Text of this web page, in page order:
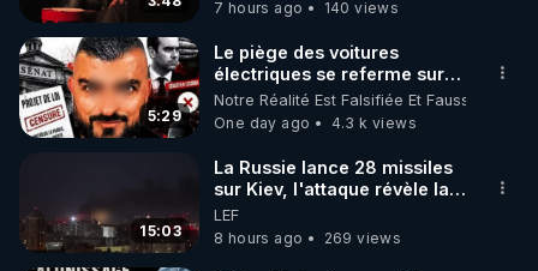
code : REGENERE10
▶ 30 jours gratuit sur l’application de méditation et
de bien-être ENVOL :
Rendez-vous sur https://www.envol.app/code
le code : REGENERE
7 hours ago 140 views
5:29
Le piège des voitures
électriques se referme sur
les usagers !
Notre Réalité Est Falsifiée Et Fausse
One day ago
4.3 k views
15:03
La Russie lance 28 missiles
sur Kiev, l'attaque révèle la
faiblesse de Kiev
LEF
8 hours ago
269 views